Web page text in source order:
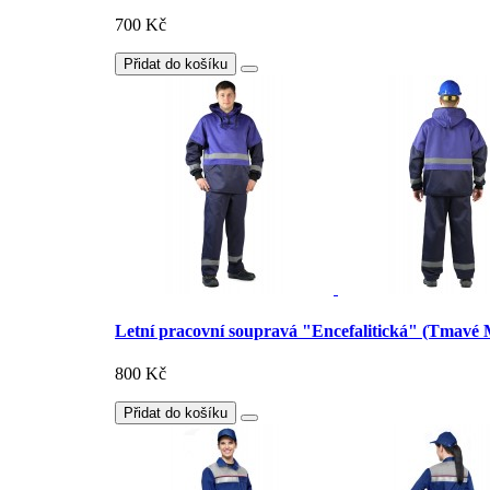
700 Kč
Přidat do košíku
Letní pracovní soupravá "Encefalitická" (Tmavé
800 Kč
Přidat do košíku